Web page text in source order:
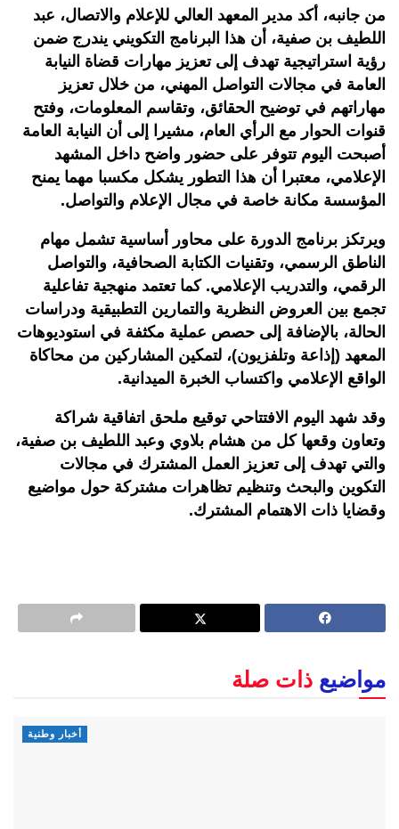
من جانبه، أكد مدير المعهد العالي للإعلام والاتصال، عبد
اللطيف بن صفية، أن هذا البرنامج التكويني يندرج ضمن
رؤية استراتيجية تهدف إلى تعزيز مهارات قضاة النيابة
العامة في مجالات التواصل المهني، من خلال تعزيز
مهاراتهم في توضيح الحقائق، وتقاسم المعلومات، وفتح
قنوات الحوار مع الرأي العام، مشيرا إلى أن النيابة العامة
أصبحت اليوم تتوفر على حضور واضح داخل المشهد
الإعلامي، معتبرا أن هذا التطور يشكل مكسبا مهما يمنح
المؤسسة مكانة خاصة في مجال الإعلام والتواصل.
ويرتكز برنامج الدورة على محاور أساسية تشمل مهام
الناطق الرسمي، وتقنيات الكتابة الصحافية، والتواصل
الرقمي، والتدريب الإعلامي. كما تعتمد منهجية تفاعلية
تجمع بين العروض النظرية والتمارين التطبيقية ودراسات
الحالة، بالإضافة إلى حصص عملية مكثفة في استوديوهات
المعهد (إذاعة وتلفزيون)، لتمكين المشاركين من محاكاة
الواقع الإعلامي واكتساب الخبرة الميدانية.
وقد شهد اليوم الافتتاحي توقيع ملحق اتفاقية شراكة
وتعاون وقعها كل من هشام بلاوي وعبد اللطيف بن صفية،
والتي تهدف إلى تعزيز العمل المشترك في مجالات
التكوين والبحث وتنظيم تظاهرات مشتركة حول مواضيع
وقضايا ذات الاهتمام المشترك.
مواضيع ذات صلة
أخبار وطنية